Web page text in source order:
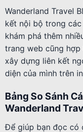
Wanderland Travel
kết nội bộ trong
khám phá thêm
trang web cũng
xây dựng liên kết
diện của mình trên
Bảng So Sánh
Wanderland
Để giúp bạn đọc có